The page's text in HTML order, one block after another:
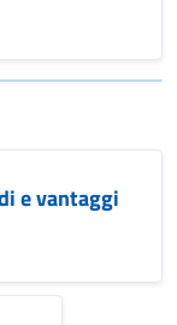
e vantaggi